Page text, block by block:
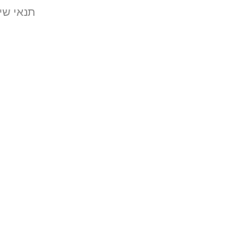
תנאי